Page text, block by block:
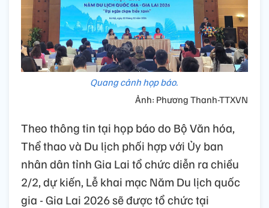
Quang cảnh họp báo.
Ảnh: Phương Thanh-TTXVN
Theo thông tin tại họp báo do Bộ Văn hóa,
Thể thao và Du lịch phối hợp với Ủy ban
nhân dân tỉnh Gia Lai tổ chức diễn ra chiều
2/2, dự kiến, Lễ khai mạc Năm Du lịch quốc
gia - Gia Lai 2026 sẽ được tổ chức tại